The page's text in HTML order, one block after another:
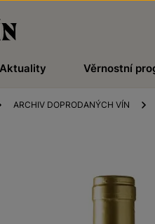
Aktuality Věrnostní
ARCHIV DOPRODANÝCH VÍN